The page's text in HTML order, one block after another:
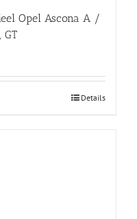
Opel Ascona A /
Details